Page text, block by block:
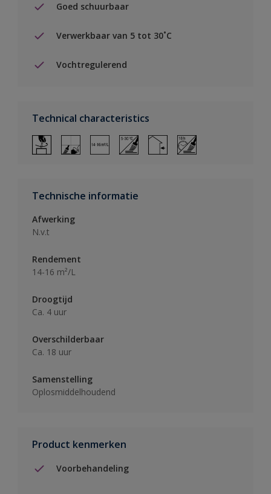
Goed schuurbaar
Verwerkbaar van 5 tot 30˚C
Vochtregulerend
Technical characteristics
Technische informatie
Afwerking
N.v.t
Rendement
14-16 m²/L
Droogtijd
Ca. 4 uur
Overschilderbaar
Ca. 18 uur
Samenstelling
Oplosmiddelhoudend
Product kenmerken
Voorbehandeling